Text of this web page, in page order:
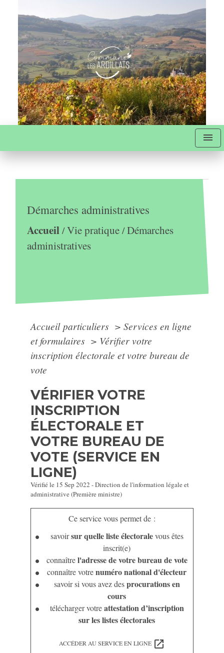
menu
Démarches administratives
Accueil/Vie pratique/Démarches
administratives
Accueil particuliers > Services en ligne
et formulaires > Vérifier votre
inscription électorale et votre bureau de
vote
VÉRIFIER VOTRE
INSCRIPTION
ÉLECTORALE ET
VOTRE BUREAU DE
VOTE (SERVICE EN
LIGNE)
Vérifié le 15 Sep 2022 - Direction de l'information légale et
administrative (Première ministre)
Ce service vous permet de :
savoirsur quelle liste électoralevous êtes
inscrit(e)
connaîtrel'adresse de votre bureau de vote
connaître votrenuméro national d'électeur
savoir si vous avez desprocurations en
cours
télécharger votreattestation d’inscription
sur les listes électorales
ACCÉDER AU SERVICE EN LIGNE open_in_new